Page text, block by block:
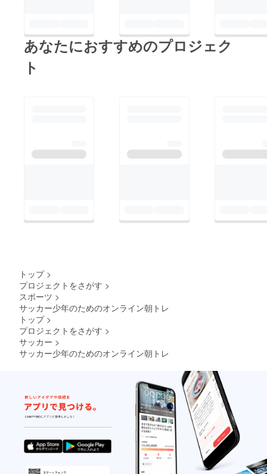
あなたにおすすめのプロジェク
ト
トップ >
プロジェクトをさがす >
スポーツ >
サッカー少年のためのオンライン朝トレ
トップ >
プロジェクトをさがす >
サッカー >
サッカー少年のためのオンライン朝トレ